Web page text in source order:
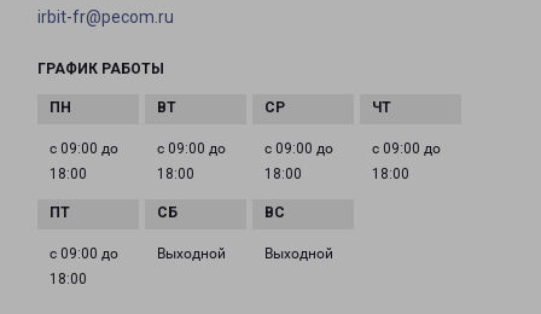
irbit-fr@pecom.ru
ГРАФИК РАБОТЫ
с 09:00 до
18:00
с 09:00 до
18:00
с 09:00 до
18:00
с 09:00 до
18:00
с 09:00 до
18:00
Выходной Выходной